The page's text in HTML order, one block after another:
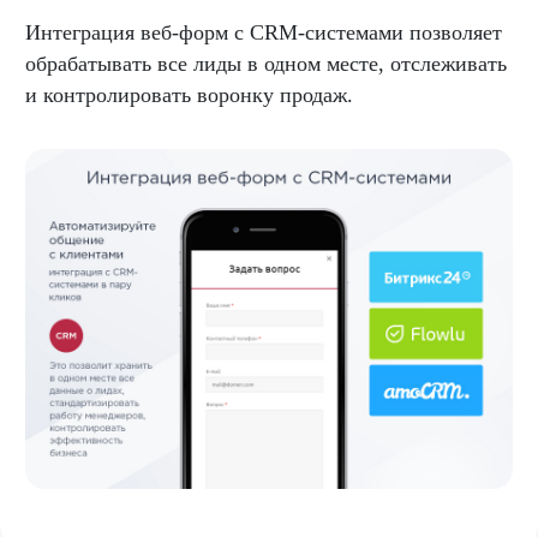
Интеграция веб-форм с CRM-системами позволяет
обрабатывать все лиды в одном месте, отслеживать
и контролировать воронку продаж.